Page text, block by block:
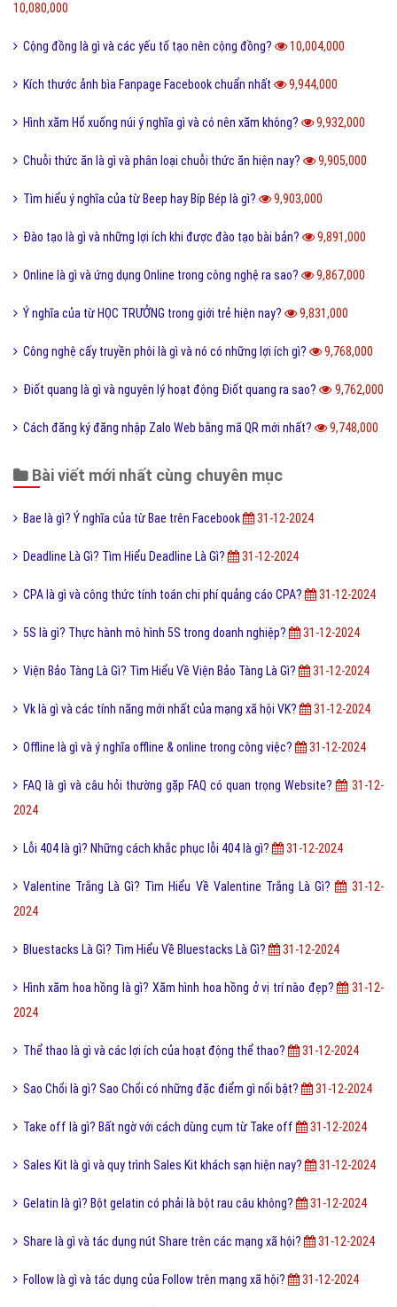
10,080,000
Cộng đồng là gì và các yếu tố tạo nên cộng đồng? 10,004,000
Kích thước ảnh bìa Fanpage Facebook chuẩn nhất 9,944,000
Hình xăm Hổ xuống núi ý nghĩa gì và có nên xăm không? 9,932,000
Chuỗi thức ăn là gì và phân loại chuỗi thức ăn hiện nay? 9,905,000
Tìm hiểu ý nghĩa của từ Beep hay Bíp Bép là gì? 9,903,000
Đào tạo là gì và những lợi ích khi được đào tạo bài bản? 9,891,000
Online là gì và ứng dụng Online trong công nghệ ra sao? 9,867,000
Ý nghĩa của từ HỌC TRƯỞNG trong giới trẻ hiện nay? 9,831,000
Công nghệ cấy truyền phôi là gì và nó có những lợi ích gì? 9,768,000
Điốt quang là gì và nguyên lý hoạt động Điốt quang ra sao? 9,762,000
Cách đăng ký đăng nhập Zalo Web bằng mã QR mới nhất? 9,748,000
Bài viết mới nhất cùng chuyên mục
Bae là gì? Ý nghĩa của từ Bae trên Facebook 31-12-2024
Deadline Là Gì? Tìm Hiểu Deadline Là Gì? 31-12-2024
CPA là gì và công thức tính toán chi phí quảng cáo CPA? 31-12-2024
5S là gì? Thực hành mô hình 5S trong doanh nghiệp? 31-12-2024
Viện Bảo Tàng Là Gì? Tìm Hiểu Về Viện Bảo Tàng Là Gì? 31-12-2024
Vk là gì và các tính năng mới nhất của mạng xã hội VK? 31-12-2024
Offline là gì và ý nghĩa offline & online trong công việc? 31-12-2024
FAQ là gì và câu hỏi thường gặp FAQ có quan trọng Website?
31-12-
2024
Lỗi 404 là gì? Những cách khắc phục lỗi 404 là gì? 31-12-2024
Valentine Trắng Là Gì? Tìm Hiểu Về Valentine Trắng Là Gì?
31-12-
2024
Bluestacks Là Gì? Tìm Hiểu Về Bluestacks Là Gì? 31-12-2024
Hình xăm hoa hồng là gì? Xăm hình hoa hồng ở vị trí nào đẹp?
31-12-
2024
Thể thao là gì và các lợi ích của hoạt động thể thao? 31-12-2024
Sao Chổi là gì? Sao Chổi có những đặc điểm gì nổi bật? 31-12-2024
Take off là gì? Bất ngờ với cách dùng cụm từ Take off 31-12-2024
Sales Kit là gì và quy trình Sales Kit khách sạn hiện nay? 31-12-2024
Gelatin là gì? Bột gelatin có phải là bột rau câu không? 31-12-2024
Share là gì và tác dụng nút Share trên các mạng xã hội? 31-12-2024
Follow là gì và tác dụng của Follow trên mạng xã hội? 31-12-2024